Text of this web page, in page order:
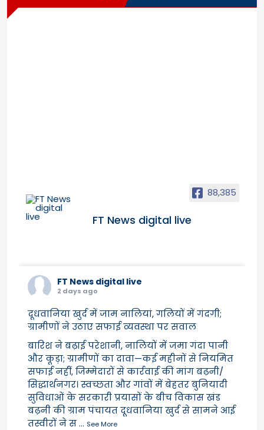
88,385
FT News digital live
FT News digital live
2 days ago
दूधवानिया खुर्द में जाम नालियां, गलियों में गंदगी;
ग्रामीणों ने उठाए सफाई व्यवस्था पर सवाल
बारिश ने बढ़ाई परेशानी, नालियों में जमा गंदा पानी
और कूड़ा; ग्रामीणों का दावा—कई महीनों से नियमित
सफाई नहीं, जिम्मेदारों से कार्रवाई की मांग बढ़नी/
सिद्धार्थनगर। स्वच्छता और गांवों में बेहतर बुनियादी
सुविधाओं के सरकारी प्रयासों के बीच विकास खंड
बढ़नी की ग्राम पंचायत दूधवानिया खुर्द से सामने आई
तस्वीरों ने स... See More